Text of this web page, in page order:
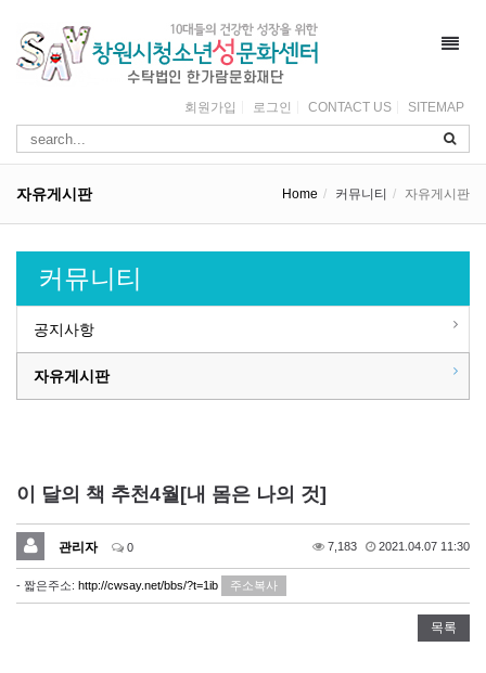
회원가입 로그인 CONTACT US SITEMAP
자유게시판 Home 커뮤니티 자유게시판
커뮤니티
공지사항
자유게시판
이 달의 책 추천4월[내 몸은 나의 것]
관리자 0 7,183 2021.04.07 11:30
- 짧은주소: http://cwsay.net/bbs/?t=1ib 주소복사
목록